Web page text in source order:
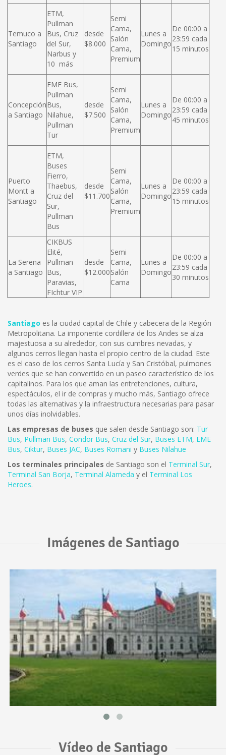
Temuco a
Santiago
ETM,
Pullman
Bus, Cruz
del Sur,
Narbus y
10 más
desde
$8.000
Semi
Cama,
Salón
Cama,
Premium
Lunes a
Domingo
De 00:00 a
23:59 cada
15 minutos
Concepción
a Santiago
EME Bus,
Pullman
Bus,
Nilahue,
Pullman
Tur
desde
$7.500
Semi
Cama,
Salón
Cama,
Premium
Lunes a
Domingo
De 00:00 a
23:59 cada
45 minutos
Puerto
Montt a
Santiago
ETM,
Buses
Fierro,
Thaebus,
Cruz del
Sur,
Pullman
Bus
desde
$11.700
Semi
Cama,
Salón
Cama,
Premium
Lunes a
Domingo
De 00:00 a
23:59 cada
15 minutos
La Serena
a Santiago
CIKBUS
Elité,
Pullman
Bus,
Paravias,
FIchtur VIP
desde
$12.000
Semi
Cama,
Salón
Cama
Lunes a
Domingo
De 00:00 a
23:59 cada
30 minutos
Santiago es la ciudad capital de Chile y cabecera de la Región
Metropolitana. La imponente cordillera de los Andes se alza
majestuosa a su alrededor, con sus cumbres nevadas, y
algunos cerros llegan hasta el propio centro de la ciudad. Este
es el caso de los cerros Santa Lucía y San Cristóbal, pulmones
verdes que se han convertido en un paseo característico de los
capitalinos. Para los que aman las entretenciones, cultura,
espectáculos, el ir de compras y mucho más, Santiago ofrece
todas las alternativas y la infraestructura necesarias para pasar
unos días inolvidables.
Las empresas de buses que salen desde Santiago son: Tur
Bus, Pullman Bus, Condor Bus, Cruz del Sur, Buses ETM, EME
Bus, Ciktur, Buses JAC, Buses Romani y Buses Nilahue
Los terminales principales de Santiago son el Terminal Sur,
Terminal San Borja, Terminal Alameda y el Terminal Los
Heroes.
Imágenes de Santiago
Vídeo de Santiago